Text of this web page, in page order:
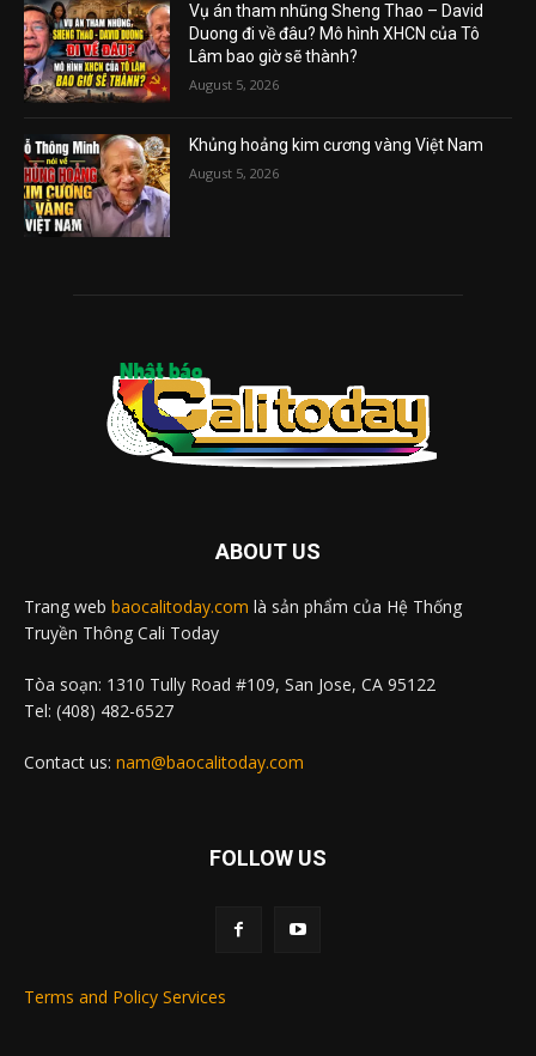
Vụ án tham nhũng Sheng Thao – David
Duong đi về đâu? Mô hình XHCN của Tô
Lâm bao giờ sẽ thành?
August 5, 2026
Khủng hoảng kim cương vàng Việt Nam
August 5, 2026
ABOUT US
Trang web baocalitoday.com là sản phẩm của Hệ Thống
Truyền Thông Cali Today
Tòa soạn: 1310 Tully Road #109, San Jose, CA 95122
Tel: (408) 482-6527
Contact us: nam@baocalitoday.com
FOLLOW US
Terms and Policy Services